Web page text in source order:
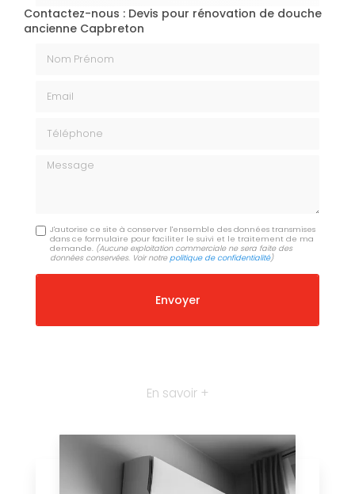
Contactez-nous : Devis pour rénovation de douche
ancienne Capbreton
Message
J'autorise ce site à conserver l'ensemble des données transmises
dans ce formulaire pour faciliter le suivi et le traitement de ma
demande. (Aucune exploitation commerciale ne sera faite des
données conservées. Voir notrepolitique de confidentialité)
En savoir +